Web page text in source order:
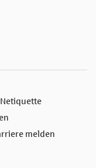
Netiquette
melden